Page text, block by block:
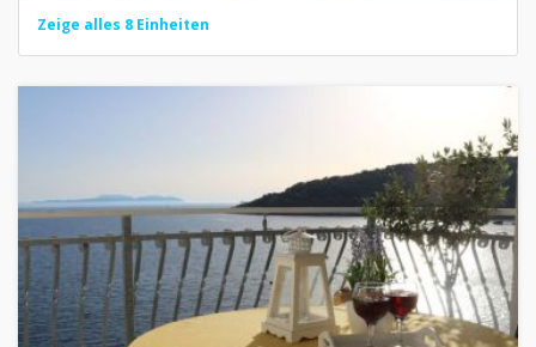
Zeige alles 8 Einheiten